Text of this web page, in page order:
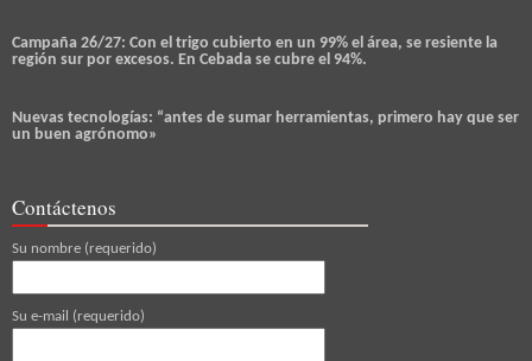
Campaña 26/27: Con el trigo cubierto en un 99% el área, se resiente la
región sur por excesos. En Cebada se cubre el 94%.
Nuevas tecnologías: “antes de sumar herramientas, primero hay que ser
un buen agrónomo»
Contáctenos
Su nombre (requerido)
Su e-mail (requerido)